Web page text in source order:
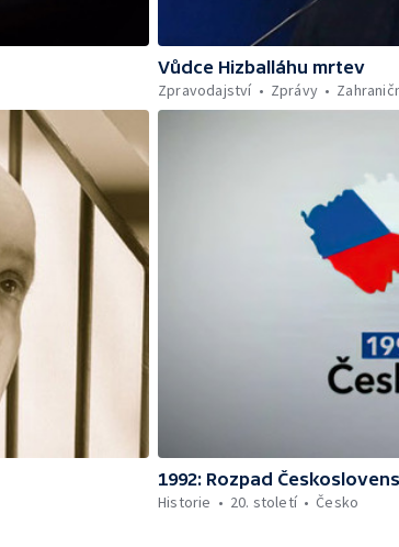
Vůdce Hizballáhu mrtev
Zpravodajství
Zprávy
1992: Rozpad
Historie
20. století Česko